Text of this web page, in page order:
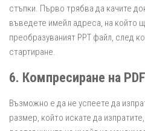
стъпки. Първо трябва да качите
въведете имейл адреса, на който
преобразуваният PPT файл, след
стартиране.
6. Компресиране на
Възможно е да не успеете да
размер, който искате да